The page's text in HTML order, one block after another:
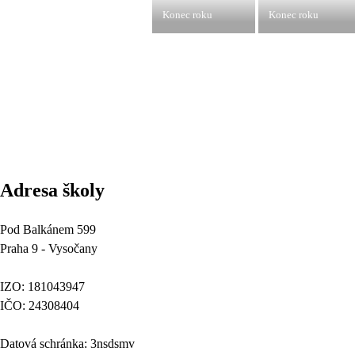
Konec roku Konec roku
Adresa školy
Pod Balkánem 599
Praha 9 - Vysočany
IZO: 181043947
IČO: 24308404
Datová schránka: 3nsdsmv